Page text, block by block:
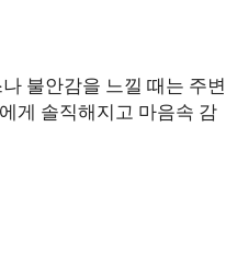
불안감을 느낄 때는 주변
게 솔직해지고 마음속 감